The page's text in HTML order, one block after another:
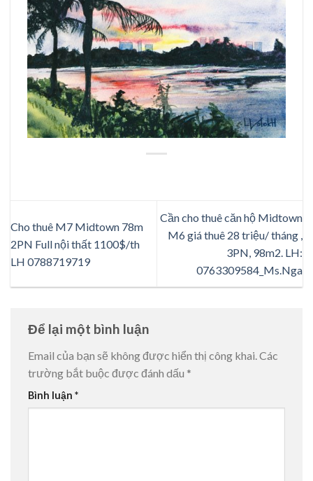
Cho thuê M7 Midtown 78m
2PN Full nội thất 1100$/th
LH 0788719719
Cần cho thuê căn hộ Midtown
M6 giá thuê 28 triệu/ tháng ,
3PN, 98m2. LH:
0763309584_Ms.Nga
Để lại một bình luận
Email của bạn sẽ không được hiển thị công khai.Các
trường bắt buộc được đánh dấu *
Bình luận *